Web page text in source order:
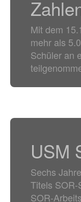
Mit dem
mehr als
Schüler an
USM
Sechs
Titels
SOR-